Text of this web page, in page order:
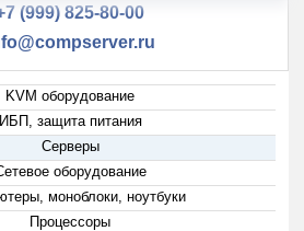
(999) 825-80-00
KVM оборудование
ИБП, защита питания
Серверы
оборудование
моноблоки, ноутбуки
Процессоры